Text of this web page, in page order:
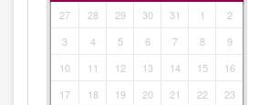
27 28 29 30 31 1
2
3
4 5 6 7 8
9
10
11 12 13 14 15
16
17
18 19 20 21 22
23